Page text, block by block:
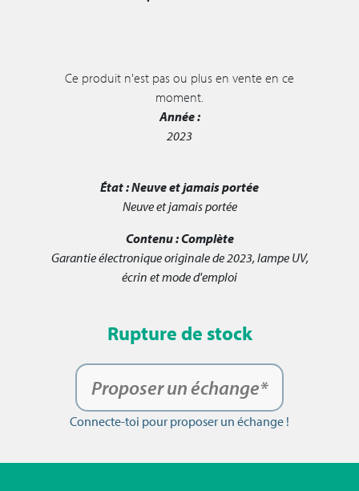
Ce produit n'est pas ou plus en vente en ce
moment.
Année :
2023
État :Neuve et jamais portée
Neuve et jamais portée
Contenu :Complète
Garantie électronique originale de 2023, lampe UV,
écrin et mode d'emploi
Rupture de stock
Proposer un échange*
Connecte-toi pour proposer un échange !